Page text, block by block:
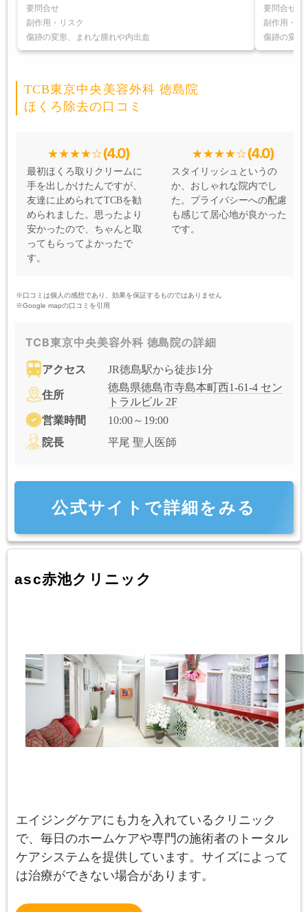
要問合せ
副作用・リスク
傷跡の変形、まれな腫れや内出血
要問合せ
副作用・リ
傷跡の変形
TCB東京中央美容外科 徳島院
ほくろ除去の口コミ
(4.0)
最初ほくろ取りクリームに
手を出しかけたんですが、
友達に止められてTCBを勧
められました。思ったより
安かったので、ちゃんと取
ってもらってよかったで
す。
(4.0)
スタイリッシュというの
か、おしゃれな院内でし
た。プライバシーへの配慮
も感じて居心地が良かった
です。
※口コミは個人の感想であり、効果を保証するものではありません
※Google mapの口コミを引用
TCB東京中央美容外科 徳島院の詳細
アクセス JR徳島駅から徒歩1分
住所
徳島県徳島市寺島本町西1-61-4 セン
トラルビル 2F
営業時間
10:00～19:00
院長
平尾 聖人医師
公式サイトで詳細をみる
asc赤池クリニック
エイジングケアにも力を入れているクリニック
で、毎日のホームケアや専門の施術者のトータル
ケアシステムを提供しています。サイズによって
は治療ができない場合があります。